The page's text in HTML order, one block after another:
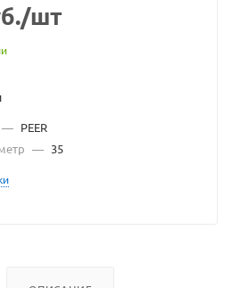
/шт
— PEER
— 35